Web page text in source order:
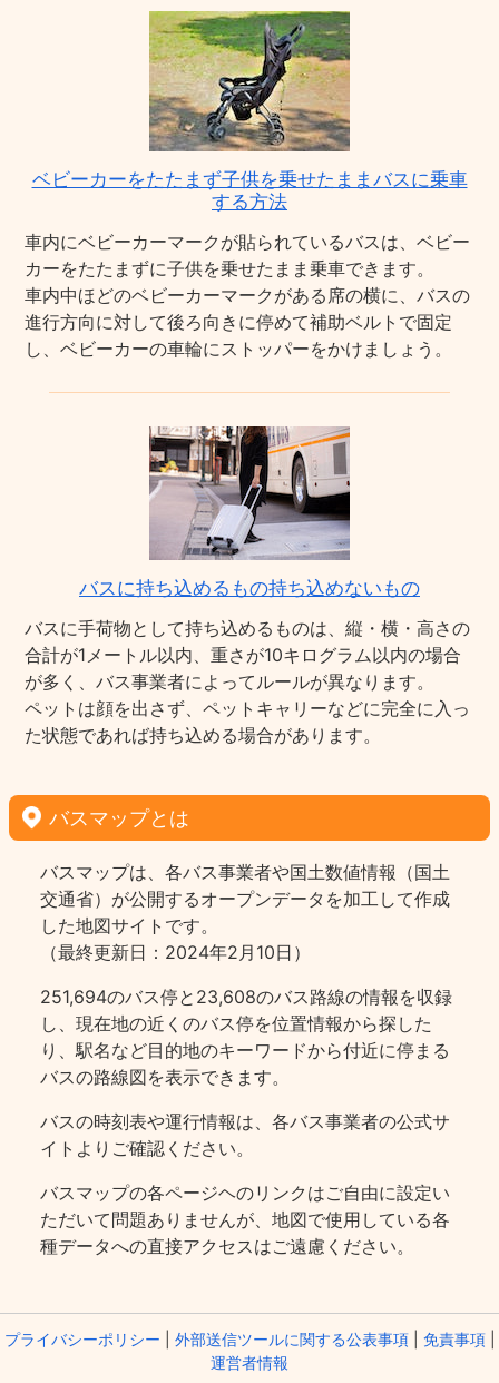
ベビーカーをたたまず子供を乗せたままバスに乗車
する方法
車内にベビーカーマークが貼られているバスは、ベビー
カーをたたまずに子供を乗せたまま乗車できます。
車内中ほどのベビーカーマークがある席の横に、バスの
進行方向に対して後ろ向きに停めて補助ベルトで固定
し、ベビーカーの車輪にストッパーをかけましょう。
バスに持ち込めるもの持ち込めないもの
バスに手荷物として持ち込めるものは、縦・横・高さの
合計が1メートル以内、重さが10キログラム以内の場合
が多く、バス事業者によってルールが異なります。
ペットは顔を出さず、ペットキャリーなどに完全に入っ
た状態であれば持ち込める場合があります。
バスマップとは
バスマップは、各バス事業者や国土数値情報（国土
交通省）が公開するオープンデータを加工して作成
した地図サイトです。
（最終更新日：2024年2月10日）
251,694のバス停と23,608のバス路線の情報を収録
し、現在地の近くのバス停を位置情報から探した
り、駅名など目的地のキーワードから付近に停まる
バスの路線図を表示できます。
バスの時刻表や運行情報は、各バス事業者の公式サ
イトよりご確認ください。
バスマップの各ページヘのリンクはご自由に設定い
ただいて問題ありませんが、地図で使用している各
種データへの直接アクセスはご遠慮ください。
プライバシーポリシー 外部送信ツールに関する公表事項| 免責事項|
運営者情報